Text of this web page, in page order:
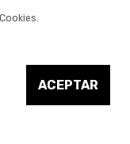
.
ACEPTAR